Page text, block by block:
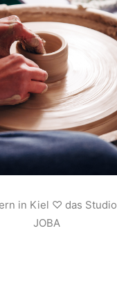
in Kiel ♡ das Studio
JOBA